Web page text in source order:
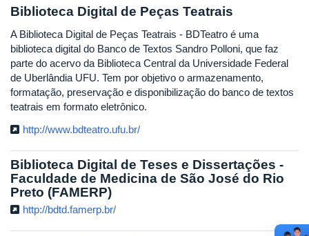
Biblioteca Digital de Peças Teatrais
A Biblioteca Digital de Peças Teatrais - BDTeatro é uma
biblioteca digital do Banco de Textos Sandro Polloni, que faz
parte do acervo da Biblioteca Central da Universidade Federal
de Uberlândia UFU. Tem por objetivo o armazenamento,
formatação, preservação e disponibilização do banco de textos
teatrais em formato eletrônico.
http://www.bdteatro.ufu.br/
Biblioteca Digital de Teses e Dissertações -
Faculdade de Medicina de São José do Rio
Preto (FAMERP)
http://bdtd.famerp.br/